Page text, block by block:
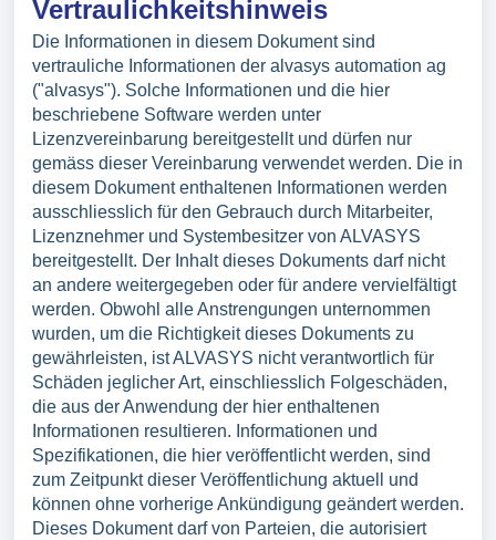
Vertraulichkeitshinweis
Die Informationen in diesem Dokument sind
vertrauliche Informationen der alvasys automation ag
("alvasys"). Solche Informationen und die hier
beschriebene Software werden unter
Lizenzvereinbarung bereitgestellt und dürfen nur
gemäss dieser Vereinbarung verwendet werden. Die in
diesem Dokument enthaltenen Informationen werden
ausschliesslich für den Gebrauch durch Mitarbeiter,
Lizenznehmer und Systembesitzer von ALVASYS
bereitgestellt. Der Inhalt dieses Dokuments darf nicht
an andere weitergegeben oder für andere vervielfältigt
werden. Obwohl alle Anstrengungen unternommen
wurden, um die Richtigkeit dieses Dokuments zu
gewährleisten, ist ALVASYS nicht verantwortlich für
Schäden jeglicher Art, einschliesslich Folgeschäden,
die aus der Anwendung der hier enthaltenen
Informationen resultieren. Informationen und
Spezifikationen, die hier veröffentlicht werden, sind
zum Zeitpunkt dieser Veröffentlichung aktuell und
können ohne vorherige Ankündigung geändert werden.
Dieses Dokument darf von Parteien, die autorisiert